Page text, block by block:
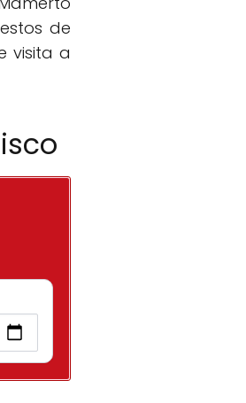
de
visita a